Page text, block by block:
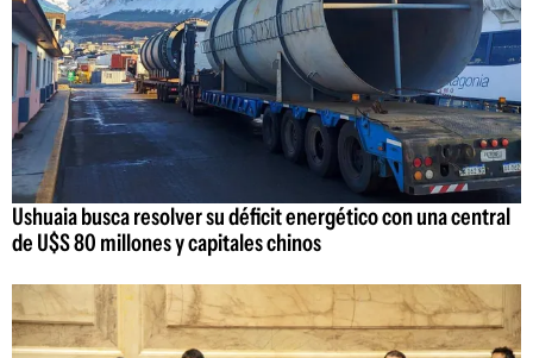
Ushuaia busca resolver su déficit energético con una central
de U$S 80 millones y capitales chinos